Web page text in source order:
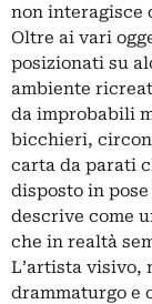
non interagisce
Oltre ai vari
posizionati su
ambiente
da improbabili
bicchieri,
carta da parati
disposto in
descrive come
che in realtà
L’artista visivo,
drammaturgo e